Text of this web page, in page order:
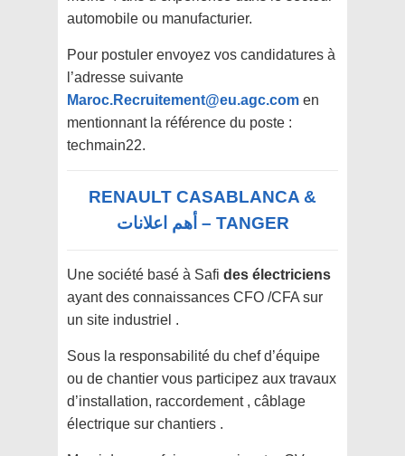
automobile ou manufacturier.
Pour postuler envoyez vos candidatures à
l’adresse suivante
Maroc.Recruitement@eu.agc.com en
mentionnant la référence du poste :
techmain22.
RENAULT CASABLANCA &
TANGER – أهم اعلانات
Une société basé à Safi des électriciens
ayant des connaissances CFO /CFA sur
un site industriel .
Sous la responsabilité du chef d’équipe
ou de chantier vous participez aux travaux
d’installation, raccordement , câblage
électrique sur chantiers .